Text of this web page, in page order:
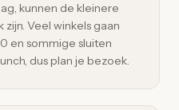
kunnen de kleinere
Veel winkels gaan
en sommige sluiten
dus plan je bezoek.